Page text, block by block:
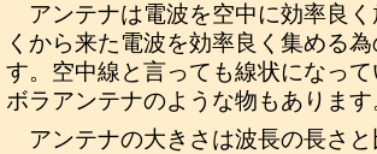
アンテナは電波を空中に効率良
くから来た電波を効率良く集める
す。空中線と言っても線状になっ
ボラアンテナのような物もあります
アンテナの大きさは波長の長さ